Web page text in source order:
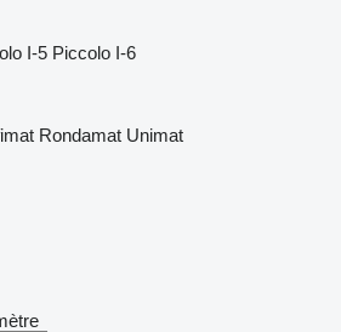
I-5 Piccolo I-6
Rondamat Unimat